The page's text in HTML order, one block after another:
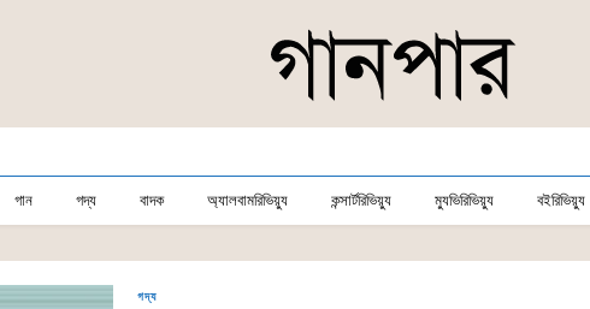
গান গদ্য বাদক অ্যালবামরিভিয়্যু কন্সার্টরিভিয়্যু ম্যুভিরিভিয়্যু বইরিভিয়্যু
গদ্য